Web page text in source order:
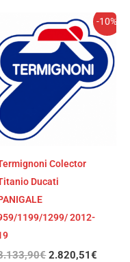
-10%
Colector
Ducati
1199/1299/ 2012-
€
precio
original
era:
3.133,90€.
2.820,51€
El
precio
actual
es: